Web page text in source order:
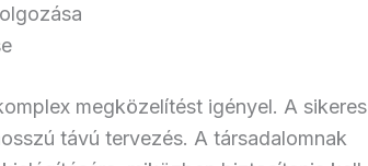
megközelítést igényel. A sikeres
távú tervezés. A társadalomnak